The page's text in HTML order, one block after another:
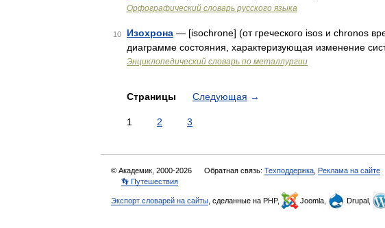
Орфографический словарь русского языка
10 Изохрона — [isochrone] (от греческого isos и chronos
диаграмме состояния, характеризующая изменение
Энциклопедический словарь по металлургии
Страницы Следующая →
1 2 3
© Академик, 2000-2026 Обратная связь: Техподдержка Реклама на сайте
👣 Путешествия
Экспорт словарей на сайты , сделанные на PHP, Joomla, Drupal,